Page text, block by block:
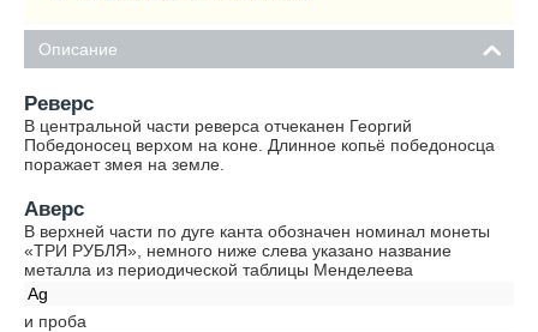
Описание
Реверс
В центральной части реверса отчеканен Георгий
Победоносец верхом на коне. Длинное копьё победоносца
поражает змея на земле.
Аверс
В верхней части по дуге канта обозначен номинал монеты
«ТРИ РУБЛЯ», немного ниже слева указано название
металла из периодической таблицы Менделеева
Ag
и проба